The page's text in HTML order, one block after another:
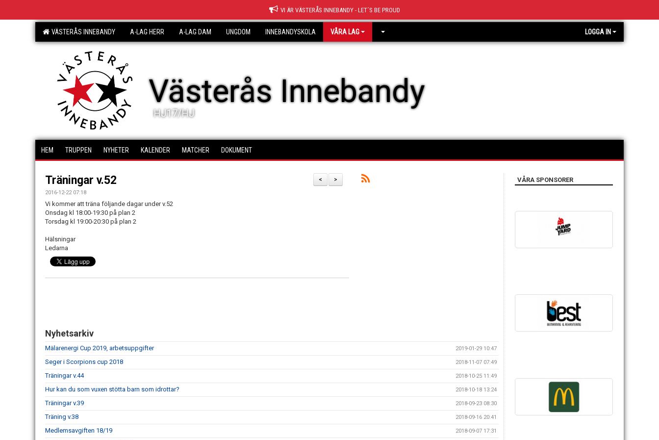
VI ÄR VÄSTERÅS INNEBANDY - LET´S BE PROUD
VÄSTERÅS INNEBANDY A-LAG HERR A-LAG DAM UNGDOM INNEBANDYSKOLA VÅRA LAG LOGGA IN
Västerås Innebandy
HJ17/HJ
HEM TRUPPEN NYHETER KALENDER MATCHER DOKUMENT
>
<
Träningar v.52
2016-12-22 07:18
Vi kommer att träna följande dagar under v.52
Onsdag kl 18:00-19:30 på plan 2
Torsdag kl 19:00-20:30 på plan 2
Hälsningar
Ledarna
Nyhetsarkiv
Mälarenergi Cup 2019, arbetsuppgifter 2019-01-29 10:47
Seger i Scorpions cup 2018 2018-11-07 07:49
Träningar v.44 2018-10-25 11:49
Hur kan du som vuxen stötta barn som idrottar? 2018-10-18 13:24
Träningar v.39 2018-09-23 08:30
Träning v.38 2018-09-16 20:41
Medlemsavgiften 18/19 2018-09-07 17:31
VÅRA SPONSORER